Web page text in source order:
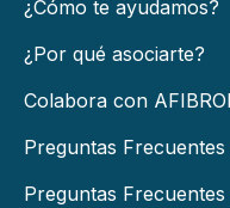
¿Cómo te ayudamos?
¿Por qué asociarte?
Colabora con
Preguntas
Preguntas